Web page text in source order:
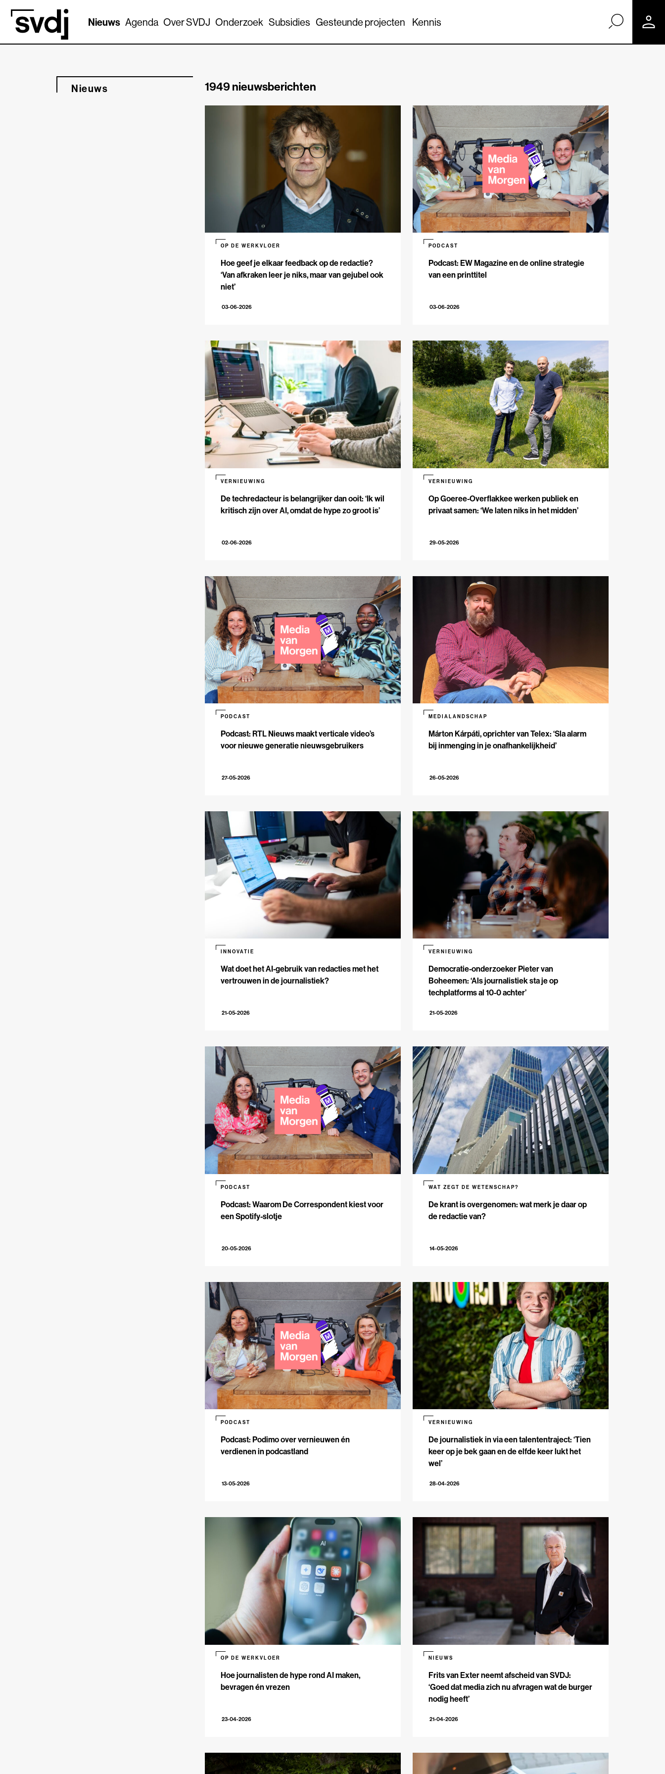
Naar hoofdinhoud
Nieuws Agenda Over SVDJ Onderzoek Subsidies Gesteunde projecten Kennis
Nieuws 1949 nieuwsberichten
Hoe geef je elkaar feedback op de redactie?
‘Van afkraken leer je niks, maar van gejubel ook
niet’
OP DE WERKVLOER
03-06-2026
Podcast: EW Magazine en de online strategie
van een printtitel
PODCAST
03-06-2026
De techredacteur is belangrijker dan ooit: ‘Ik wil
kritisch zijn over AI, omdat de hype zo groot is’
VERNIEUWING
02-06-2026
Op Goeree-Overflakkee werken publiek en
privaat samen: ‘We laten niks in het midden’
VERNIEUWING
29-05-2026
Podcast: RTL Nieuws maakt verticale video’s
voor nieuwe generatie nieuwsgebruikers
PODCAST
27-05-2026
Márton Kárpáti, oprichter van Telex: ‘Sla alarm
bij inmenging in je onafhankelijkheid’
MEDIALANDSCHAP
26-05-2026
Wat doet het AI-gebruik van redacties met het
vertrouwen in de journalistiek?
INNOVATIE
21-05-2026
Democratie-onderzoeker Pieter van
Boheemen: ‘Als journalistiek sta je op
techplatforms al 10-0 achter’
VERNIEUWING
21-05-2026
Podcast: Waarom De Correspondent kiest voor
een Spotify-slotje
PODCAST
20-05-2026
De krant is overgenomen: wat merk je daar op
de redactie van?
WAT ZEGT DE WETENSCHAP?
14-05-2026
Podcast: Podimo over vernieuwen én
verdienen in podcastland
PODCAST
13-05-2026
De journalistiek in via een talententraject: ‘Tien
keer op je bek gaan en de elfde keer lukt het
wel’
VERNIEUWING
28-04-2026
Hoe journalisten de hype rond AI maken,
bevragen én vrezen
OP DE WERKVLOER
23-04-2026
Frits van Exter neemt afscheid van SVDJ:
‘Goed dat media zich nu afvragen wat de burger
nodig heeft’
NIEUWS
21-04-2026